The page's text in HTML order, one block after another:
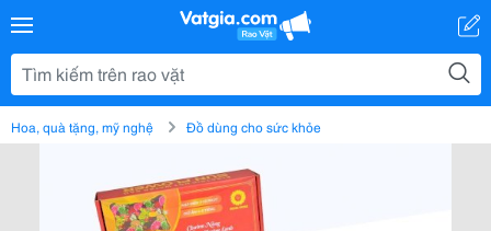
Hoa, quà tặng, mỹ nghệ Đồ dùng cho sức khỏe